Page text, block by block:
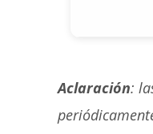
Aclaración: